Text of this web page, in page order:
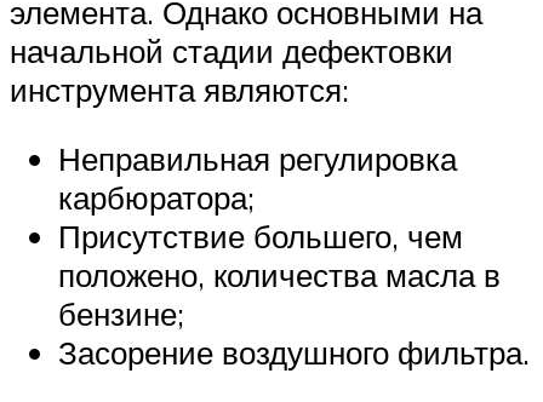
элемента. Однако основными на
начальной стадии дефектовки
инструмента являются:
Неправильная регулировка
карбюратора;
Присутствие большего, чем
положено, количества масла в
бензине;
Засорение воздушного фильтра.